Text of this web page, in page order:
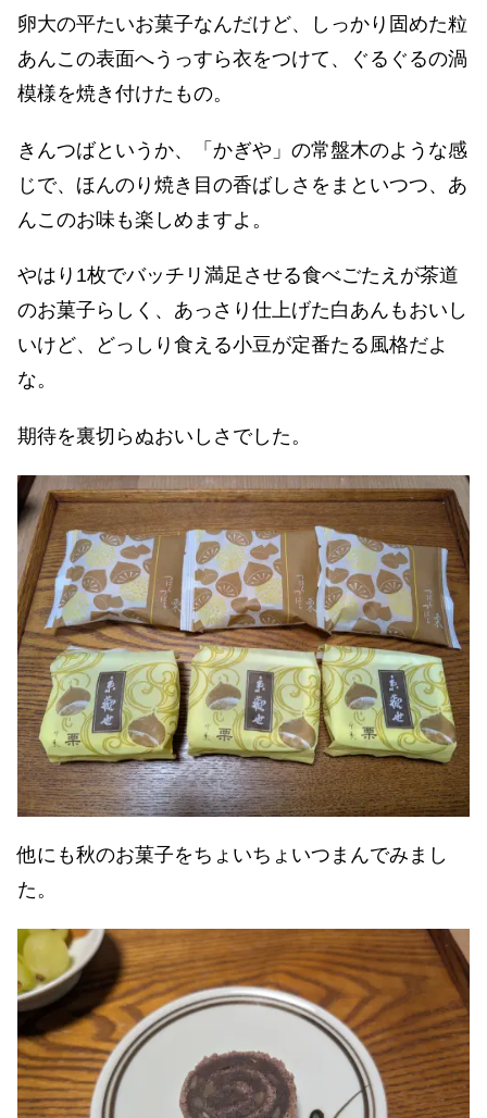
卵大の平たいお菓子なんだけど、しっかり固めた粒
あんこの表面へうっすら衣をつけて、ぐるぐるの渦
模様を焼き付けたもの。
きんつばというか、「かぎや」の常盤木のような感
じで、ほんのり焼き目の香ばしさをまといつつ、あ
んこのお味も楽しめますよ。
やはり1枚でバッチリ満足させる食べごたえが茶道
のお菓子らしく、あっさり仕上げた白あんもおいし
いけど、どっしり食える小豆が定番たる風格だよ
な。
期待を裏切らぬおいしさでした。
他にも秋のお菓子をちょいちょいつまんでみまし
た。